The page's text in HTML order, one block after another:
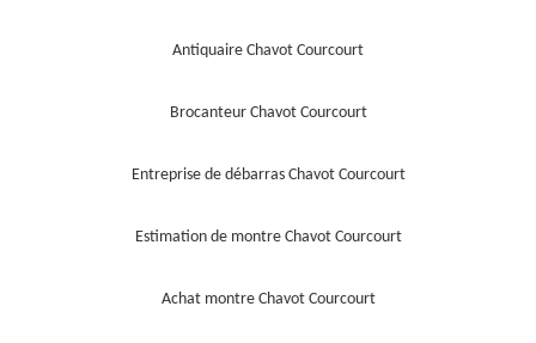
Antiquaire Chavot Courcourt
Brocanteur Chavot Courcourt
Entreprise de débarras Chavot Courcourt
Estimation de montre Chavot Courcourt
Achat montre Chavot Courcourt